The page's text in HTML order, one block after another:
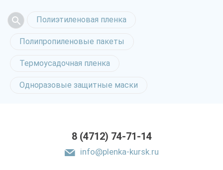
Полиэтиленовая пленка
Полипропиленовые пакеты
Термоусадочная пленка
Одноразовые защитные маски
8 (4712) 74-71-14
info@plenka-kursk.ru